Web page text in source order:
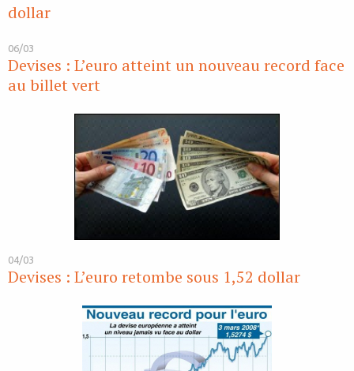
dollar
06/03
Devises : L’euro atteint un nouveau record face
au billet vert
04/03
Devises : L’euro retombe sous 1,52 dollar